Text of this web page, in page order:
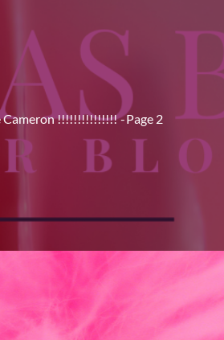
Cameron !!!!!!!!!!!!!!! Page 2